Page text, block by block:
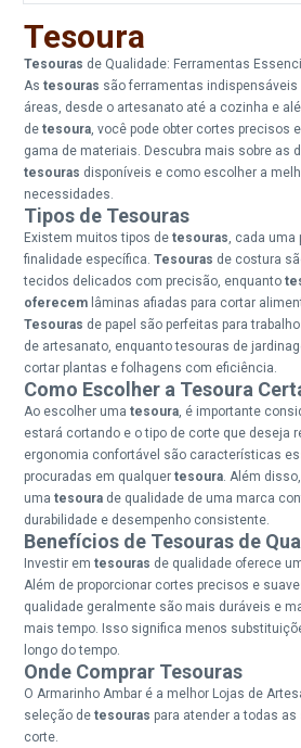
Tesoura
Tesouras de Qualidade: Ferramentas
Astesouras são ferramentas
áreas, desde o artesanato até a cozinha e
detesoura , você pode obter cortes precisos
gama de materiais. Descubra mais sobre as
tesouras disponíveis e como escolher a
necessidades.
Tipos de Tesouras
Existem muitos tipos detesouras , cada
finalidade específica.Tesouras de costura
tecidos delicados com precisão, enquanto
oferecem lâminas afiadas para cortar
Tesouras de papel são perfeitas para
de artesanato, enquanto tesouras de
cortar plantas e folhagens com eficiência.
Como Escolher a Tesoura
Ao escolher umatesoura , é importante
estará cortando e o tipo de corte que deseja
ergonomia confortável são características
procuradas em qualquertesoura . Além
umatesoura de qualidade de uma marca
durabilidade e desempenho consistente.
Benefícios de Tesouras de
Investir emtesouras de qualidade oferece
Além de proporcionar cortes precisos e
qualidade geralmente são mais duráveis e
mais tempo. Isso significa menos
longo do tempo.
Onde Comprar Tesouras
O Armarinho Ambar é a melhor Lojas de
seleção detesouras para atender a todas
corte.